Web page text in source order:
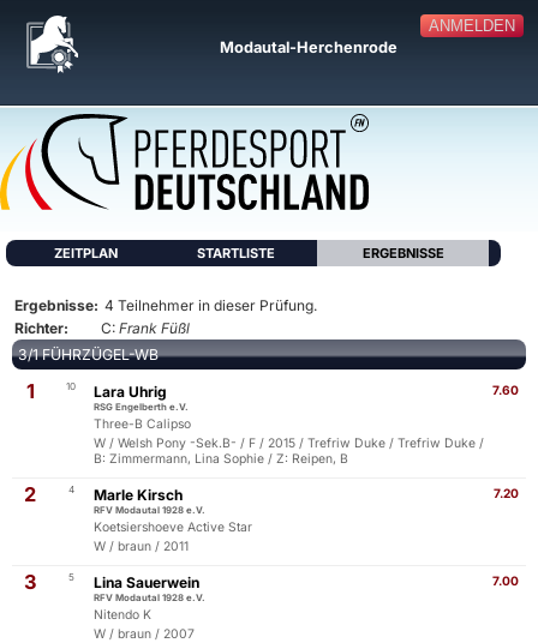
ANMELDEN
Modautal-Herchenrode
ZEITPLAN STARTLISTE ERGEBNISSE
Ergebnisse: 4 Teilnehmer in dieser Prüfung.
Richter:
C: Frank Füßl
3/1 FÜHRZÜGEL-WB
1 10 7.60
Lara Uhrig
RSG Engelberth e.V.
Three-B Calipso
W / Welsh Pony -Sek.B- / F / 2015 / Trefriw Duke / Trefriw Duke /
B: Zimmermann, Lina Sophie / Z: Reipen, B
2 4 7.20
Marle Kirsch
RFV Modautal 1928 e.V.
Koetsiershoeve Active Star
W / braun / 2011
3 5 7.00
Lina Sauerwein
RFV Modautal 1928 e.V.
Nitendo K
W / braun / 2007